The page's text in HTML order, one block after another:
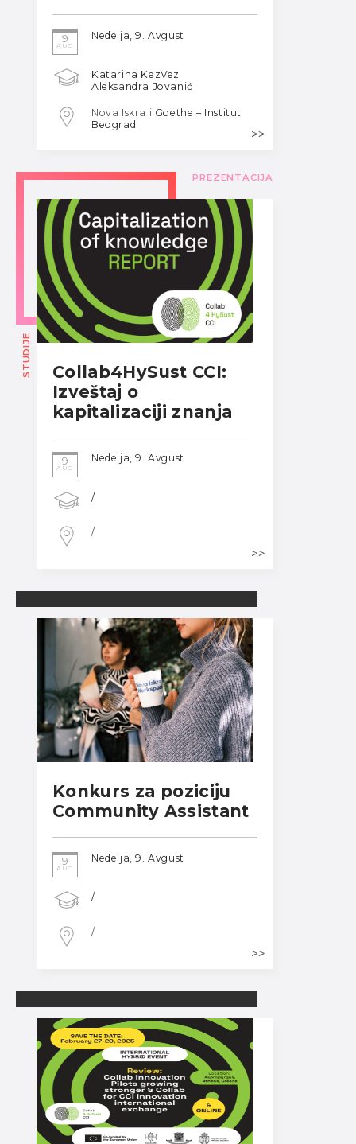
9
AUG
Nedelja, 9. Avgust
Katarina KezVez
Aleksandra Jovanić
Nova Iskra i Goethe – Institut
Beograd
PREZENTACIJA
STUDIJE
Collab4HySust CCI:
Izveštaj o
kapitalizaciji znanja
9
AUG
Nedelja, 9. Avgust
/
/
Konkurs za poziciju
Community Assistant
9
AUG
Nedelja, 9. Avgust
/
/